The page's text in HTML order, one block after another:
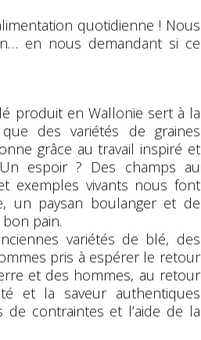
quotidienne ! Nous
en nous demandant si ce
produit en Wallonie sert à la
des variétés de graines
grâce au travail inspiré et
espoir ? Des champs au
exemples vivants nous font
un paysan boulanger et de
pain.
variétés de blé, des
pris à espérer le retour
et des hommes, au retour
et la saveur authentiques
de contraintes et l’aide de la